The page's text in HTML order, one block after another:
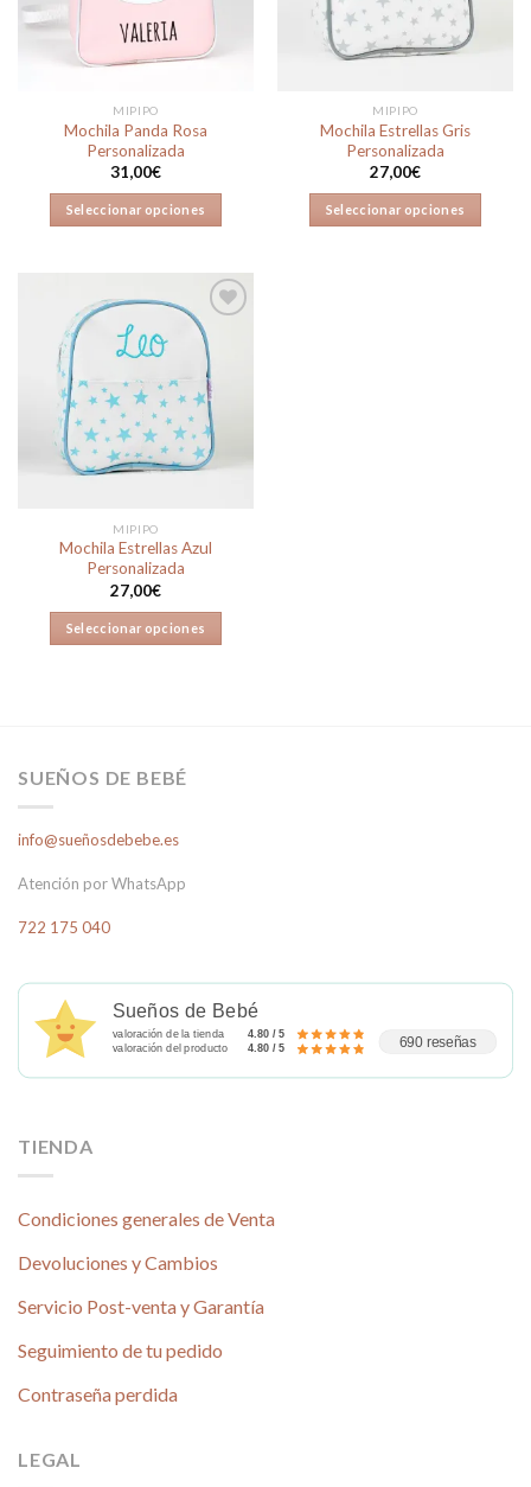
MIPIPO
Mochila Panda Rosa
Personalizada
31,00€
Seleccionar opciones
deseos
MIPIPO
Mochila Estrellas Gris
Personalizada
27,00€
Seleccionar opciones
Añadir
a la
lista de
deseos
MIPIPO
Mochila Estrellas Azul
Personalizada
27,00€
Seleccionar opciones
SUEÑOS DE BEBÉ
info@sueñosdebebe.es
Atención por WhatsApp
722 175 040
Sueños de Bebé
valoración de la tienda
4.80 / 5
valoración del producto
4.80 / 5 690 reseñas
TIENDA
Condiciones generales de Venta
Devoluciones y Cambios
Servicio Post-venta y Garantía
Seguimiento de tu pedido
Contraseña perdida
LEGAL